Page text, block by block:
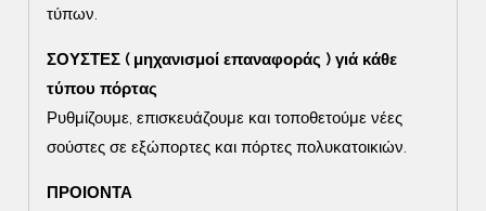
τύπων.
ΣΟΥΣΤΕΣ ( μηχανισμοί επαναφοράς ) γιά κάθε
τύπου πόρτας
Ρυθμίζουμε, επισκευάζουμε και τοποθετούμε νέες
σούστες σε εξώπορτες και πόρτες πολυκατοικιών.
ΠΡΟΙΟΝΤΑ